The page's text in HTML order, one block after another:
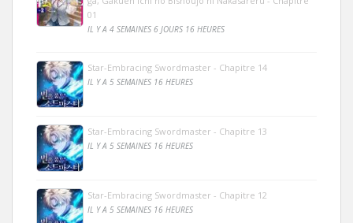
01
IL Y A 4 SEMAINES 6 JOURS 16 HEURES
Star-Embracing Swordmaster - Chapitre 14
IL Y A 5 SEMAINES 16 HEURES
Star-Embracing Swordmaster - Chapitre 13
IL Y A 5 SEMAINES 16 HEURES
Star-Embracing Swordmaster - Chapitre 12
IL Y A 5 SEMAINES 16 HEURES